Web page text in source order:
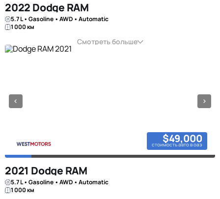
2022 Dodge RAM
5.7 L • Gasoline • AWD • Automatic
1 000 км
Смотреть больше
$49,000
стоимость авто в оаэ
2021 Dodge RAM
5.7 L • Gasoline • AWD • Automatic
1 000 км